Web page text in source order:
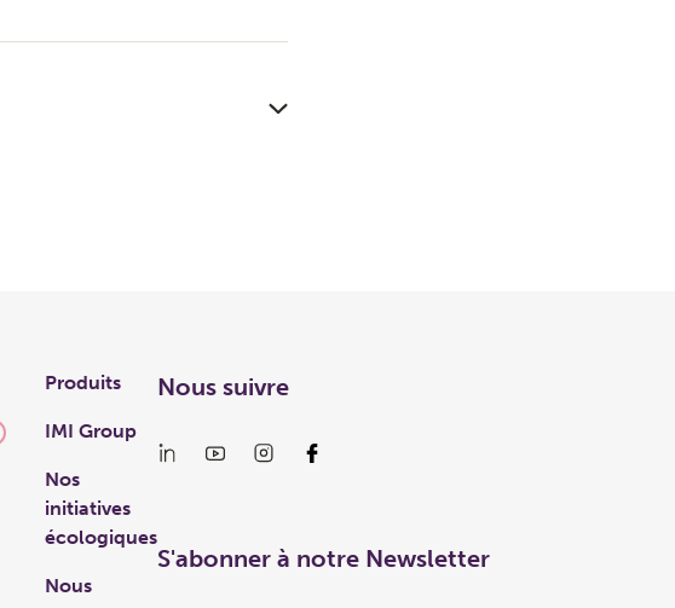
Produits
IMI Group
Nos
initiatives
écologiques
Nous
Nous suivre
S'abonner à notre Newsletter